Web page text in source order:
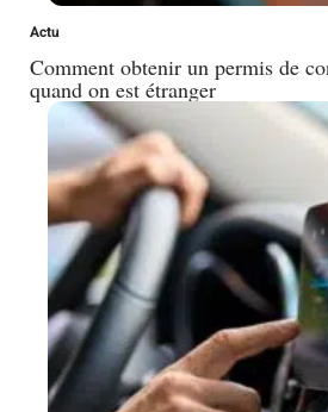
Actu
Comment obtenir un permis de
quand on est étranger